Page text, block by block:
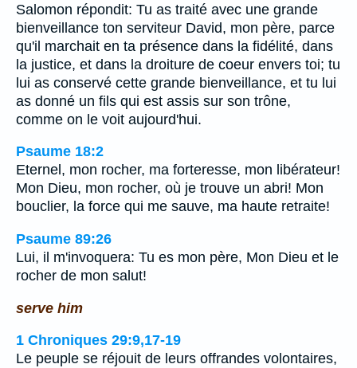
Salomon répondit: Tu as traité avec une grande
bienveillance ton serviteur David, mon père, parce
qu'il marchait en ta présence dans la fidélité, dans
la justice, et dans la droiture de coeur envers toi; tu
lui as conservé cette grande bienveillance, et tu lui
as donné un fils qui est assis sur son trône,
comme on le voit aujourd'hui.
Psaume 18:2
Eternel, mon rocher, ma forteresse, mon libérateur!
Mon Dieu, mon rocher, où je trouve un abri! Mon
bouclier, la force qui me sauve, ma haute retraite!
Psaume 89:26
Lui, il m'invoquera: Tu es mon père, Mon Dieu et le
rocher de mon salut!
serve him
1 Chroniques 29:9,17-19
Le peuple se réjouit de leurs offrandes volontaires,